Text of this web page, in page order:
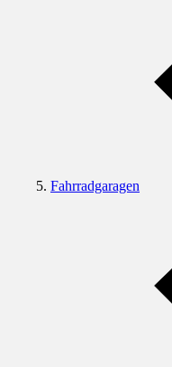
Fahrradgaragen